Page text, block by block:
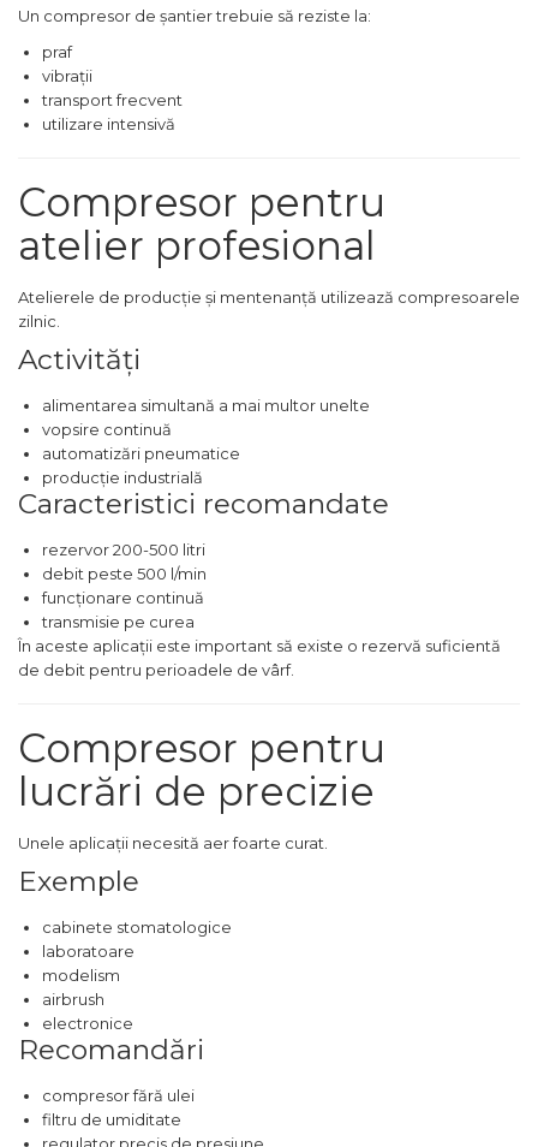
Scule Electrice & Unelte
Ciocane Rotopercutoare &
Demolatoare cu SDS-MAX / SDS-
Plus
Flex & Polizor Unghiular,
Suporti & Discuri
Utilaje Spalat Auto
Masini de Frezat Verticale
Caneluri
Masina de tuns oi
profesionala
Pistoale de Vopsit
Letcoane & Consumabile
Pistol de lipit si accesorii
Suflante cu Aer Cald
Pietre si polizoare de banc
profesionale
Masina de gaurit cu coloana
verticala / profesionala
Electropalan & Scripete
Priza & prelungitoare
electrice
accesorii
Compresoare de Aer
Masini de Slefuit Alternative
si Orbitale
Aparate & Invertoare de
Sudura
Generator Curent Electric
Un compresor de șantier trebuie să reziste la:
praf
vibrații
transport frecvent
utilizare intensivă
Compresor pentru
atelier profesional
Atelierele de producție și mentenanță utilizează compresoarele
zilnic.
Activități
alimentarea simultană a mai multor unelte
vopsire continuă
automatizări pneumatice
producție industrială
Caracteristici recomandate
rezervor 200-500 litri
debit peste 500 l/min
funcționare continuă
transmisie pe curea
În aceste aplicații este important să existe o rezervă suficientă
de debit pentru perioadele de vârf.
Compresor pentru
lucrări de precizie
Unele aplicații necesită aer foarte curat.
Exemple
cabinete stomatologice
laboratoare
modelism
airbrush
electronice
Recomandări
compresor fără ulei
filtru de umiditate